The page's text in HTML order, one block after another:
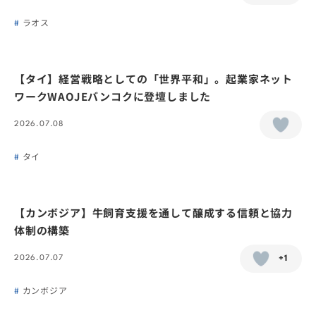
ラオス
【タイ】経営戦略としての「世界平和」。起業家ネット
ワークWAOJEバンコクに登壇しました
2026.07.08
タイ
【カンボジア】牛飼育支援を通して醸成する信頼と協力
体制の構築
2026.07.07 +1
カンボジア